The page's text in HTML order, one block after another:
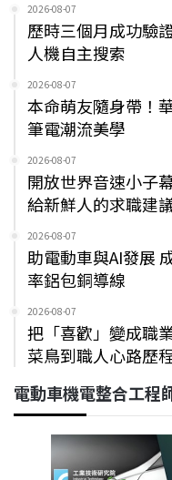
2026-08-07
歷時三個月成功驗
人機自主搜索
2026-08-07
本命萌友隨身帶！
筆電潮流美學
2026-08-07
開放世界音速小子
給新鮮人的求職建
2026-08-07
助電動車與AI發展
率鋁包銅導線
2026-08-07
把「喜歡」變成職
菜鳥到職人心路歷
電動車機電整合工程